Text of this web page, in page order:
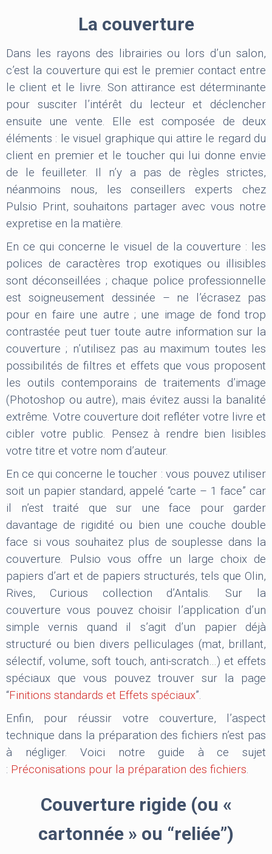
La couverture
Dans les rayons des librairies ou lors d’un salon,
c’est la couverture qui est le premier contact entre
le client et le livre. Son attirance est déterminante
pour susciter l’intérêt du lecteur et déclencher
ensuite une vente. Elle est composée de deux
éléments : le visuel graphique qui attire le regard du
client en premier et le toucher qui lui donne envie
de le feuilleter. Il n’y a pas de règles strictes,
néanmoins nous, les conseillers experts chez
Pulsio Print, souhaitons partager avec vous notre
expretise en la matière.
En ce qui concerne le visuel de la couverture : les
polices de caractères trop exotiques ou illisibles
sont déconseillées ; chaque police professionnelle
est soigneusement dessinée – ne l’écrasez pas
pour en faire une autre ; une image de fond trop
contrastée peut tuer toute autre information sur la
couverture ; n’utilisez pas au maximum toutes les
possibilités de filtres et effets que vous proposent
les outils contemporains de traitements d’image
(Photoshop ou autre), mais évitez aussi la banalité
extrême. Votre couverture doit refléter votre livre et
cibler votre public. Pensez à rendre bien lisibles
votre titre et votre nom d’auteur.
En ce qui concerne le toucher : vous pouvez utiliser
soit un papier standard, appelé “carte – 1 face” car
il n’est traité que sur une face pour garder
davantage de rigidité ou bien une couche double
face si vous souhaitez plus de souplesse dans la
couverture. Pulsio vous offre un large choix de
papiers d’art et de papiers structurés, tels que Olin,
Rives, Curious collection d’Antalis. Sur la
couverture vous pouvez choisir l’application d’un
simple vernis quand il s’agit d’un papier déjà
structuré ou bien divers pelliculages (mat, brillant,
sélectif, volume, soft touch, anti-scratch…) et effets
spéciaux que vous pouvez trouver sur la page
“Finitions standards et Effets spéciaux”.
Enfin, pour réussir votre couverture, l’aspect
technique dans la préparation des fichiers n’est pas
à négliger. Voici notre guide à ce sujet
: Préconisations pour la préparation des fichiers.
Couverture rigide (ou «
cartonnée » ou “reliée”)